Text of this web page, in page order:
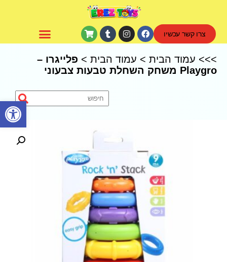
פתח סרגל נגישות
צרו קשר עכשיו
>>> עמוד הבית > עמוד הבית > פלייגרו –
Playgro משחק השחלת טבעות צבעוני